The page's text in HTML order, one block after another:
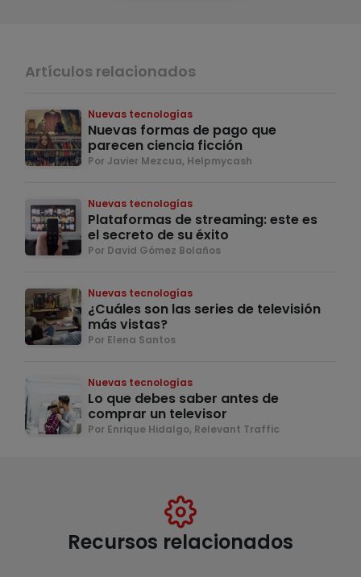
Artículos relacionados
Nuevas tecnologías
Nuevas formas de pago que
parecen ciencia ficción
Por Javier Mezcua, Helpmycash
Nuevas tecnologías
Plataformas de streaming: este es
el secreto de su éxito
Por David Gómez Bolaños
Nuevas tecnologías
¿Cuáles son las series de televisión
más vistas?
Por Elena Santos
Nuevas tecnologías
Lo que debes saber antes de
comprar un televisor
Por Enrique Hidalgo, Relevant Traffic
Recursos relacionados